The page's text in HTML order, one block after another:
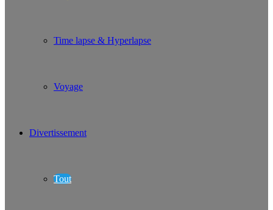
Time lapse & Hyperlapse
Voyage
Divertissement
Tout